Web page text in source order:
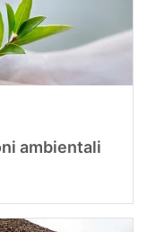
ambientali